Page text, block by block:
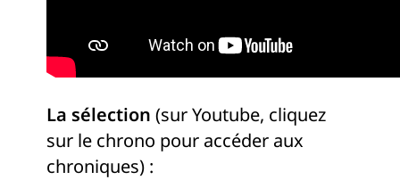
La sélection (sur Youtube, cliquez
sur le chrono pour accéder aux
chroniques) :